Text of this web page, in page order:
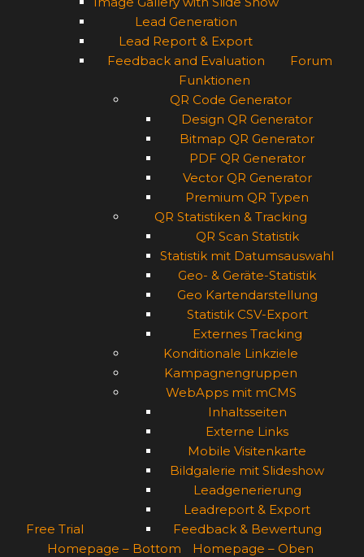
Lead Generation
Lead Report & Export
Feedback and Evaluation
Forum
Free Trial
Funktionen
QR Code Generator
Design QR Generator
Bitmap QR Generator
PDF QR Generator
Vector QR Generator
Premium QR Typen
QR Statistiken & Tracking
QR Scan Statistik
Statistik mit Datumsauswahl
Geo- & Geräte-Statistik
Geo Kartendarstellung
Statistik CSV-Export
Externes Tracking
Konditionale Linkziele
Kampagnengruppen
WebApps mit mCMS
Inhaltsseiten
Externe Links
Mobile Visitenkarte
Bildgalerie mit Slideshow
Leadgenerierung
Leadreport & Export
Feedback & Bewertung
Homepage – Bottom
Homepage – Oben